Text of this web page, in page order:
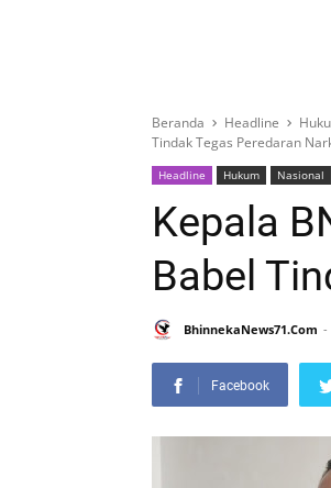
Beranda Headline
Tindak Tegas Peredaran
Headline Hukum Nasional
Kepala
Babel
BhinnekaNews71.Com
Facebook